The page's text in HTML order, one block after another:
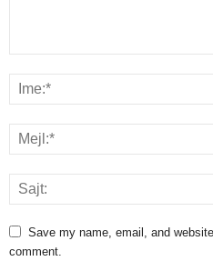
Save my name, email, and
comment.